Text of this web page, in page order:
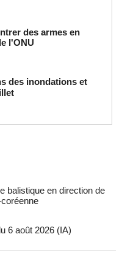
des armes en
l'ONU
des inondations et
quotidienne du 6 août